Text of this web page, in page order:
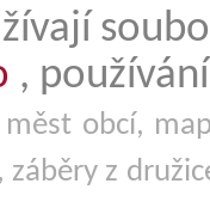
,
měst obcí,
z